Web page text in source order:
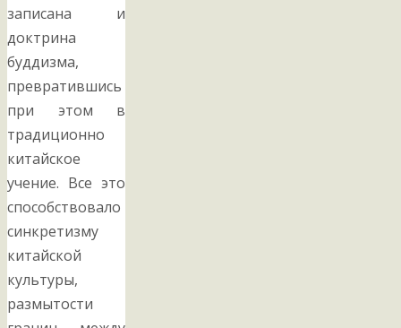
записана и
доктрина
буддизма,
превратившись
при этом в
традиционно
китайское
учение. Все это
способствовало
синкретизму
китайской
культуры,
размытости